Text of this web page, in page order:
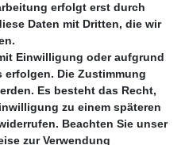
erfolgt erst durch
Daten mit Dritten, die wir
Einwilligung oder aufgrund
Die Zustimmung
Es besteht das Recht,
zu einem späteren
Beachten Sie unser
zur Verwendung